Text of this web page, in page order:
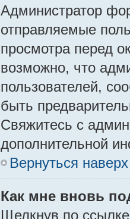
Администратор
отправляемые
просмотра перед
возможно, что
пользователей,
быть
Свяжитесь с
дополнительной
Вернуться наверх
Как мне вновь
Щелкнув по